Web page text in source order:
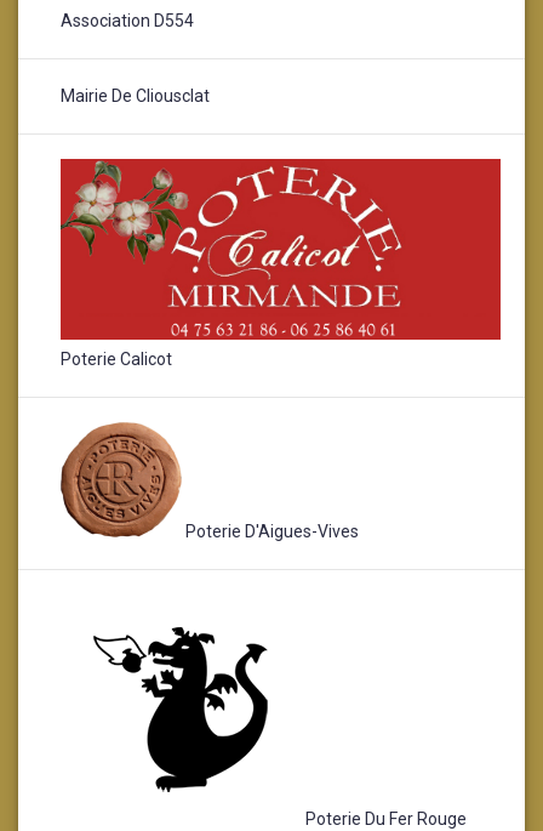
Association D554
Mairie De Cliousclat
Poterie Calicot
Poterie D'Aigues-Vives
Poterie Du Fer Rouge